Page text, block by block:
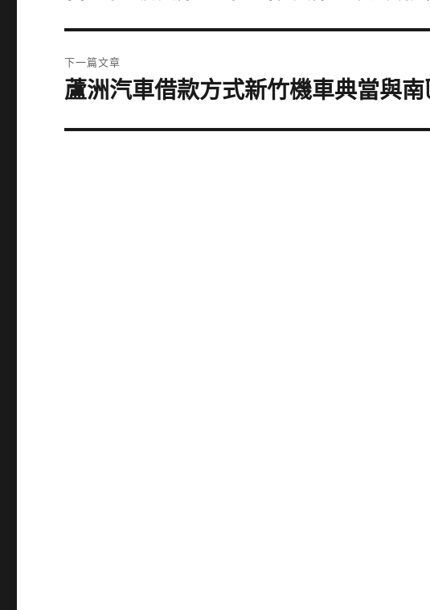
篇
文
章:
下一篇文章
下
篇
蘆洲汽車借款方式新竹機車典當與